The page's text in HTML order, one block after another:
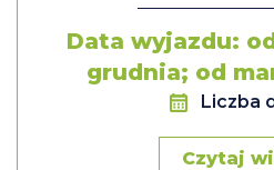
Data wyjazdu:
grudnia; od
Liczba
Czytaj